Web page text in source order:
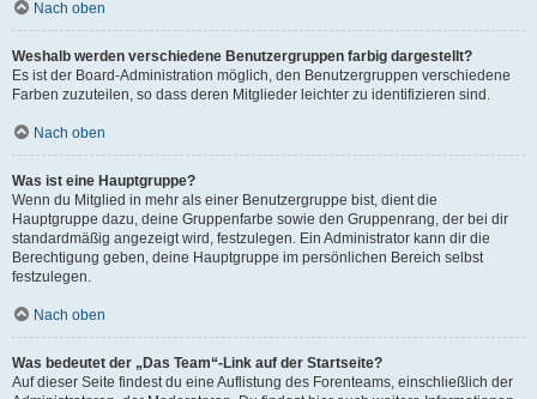
Nach oben
Weshalb werden verschiedene Benutzergruppen farbig dargestellt?
Es ist der Board-Administration möglich, den Benutzergruppen verschiedene
Farben zuzuteilen, so dass deren Mitglieder leichter zu identifizieren sind.
Nach oben
Was ist eine Hauptgruppe?
Wenn du Mitglied in mehr als einer Benutzergruppe bist, dient die
Hauptgruppe dazu, deine Gruppenfarbe sowie den Gruppenrang, der bei dir
standardmäßig angezeigt wird, festzulegen. Ein Administrator kann dir die
Berechtigung geben, deine Hauptgruppe im persönlichen Bereich selbst
festzulegen.
Nach oben
Was bedeutet der „Das Team“-Link auf der Startseite?
Auf dieser Seite findest du eine Auflistung des Forenteams, einschließlich der